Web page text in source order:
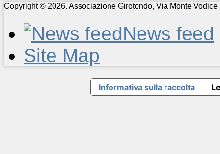
Copyright © 2026. Associazione Girotondo, Via Monte Vodice
News feed
Site Map
Informativa sulla raccolta